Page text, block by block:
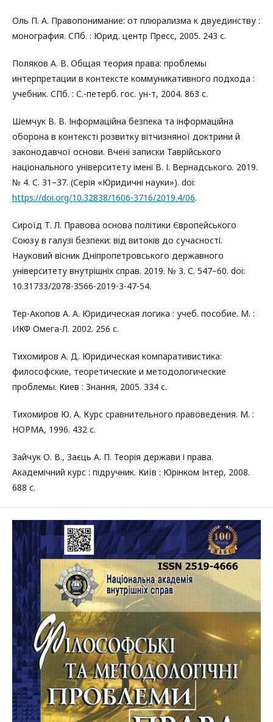
Оль П. А. Правопонимание: от плюрализма к двуединству :
монография. СПб. : Юрид. центр Пресс, 2005. 243 с.
Поляков А. В. Общая теория права: проблемы
интерпретации в контексте коммуникативного подхода :
учебник. СПб. : С.-петерб. гос. ун-т, 2004. 863 с.
Шемчук В. В. Інформаційна безпека та інформаційна
оборона в контексті розвитку вітчизняної доктрини й
законодавчої основи. Вчені записки Таврійського
національного університету імені В. І. Вернадського. 2019.
№ 4. С. 31–37. (Серія «Юридичні науки»). doi:
https://doi.org/10.32838/1606-3716/2019.4/06.
Сироїд Т. Л. Правова основа політики Європейського
Союзу в галузі безпеки: від витоків до сучасності.
Науковий вісник Дніпропетровського державного
університету внутрішніх справ. 2019. № 3. С. 547–60. doi:
10.31733/2078-3566-2019-3-47-54.
Тер-Акопов А. А. Юридическая логика : учеб. пособие. М. :
ИКФ Омега-Л. 2002. 256 с.
Тихомиров А. Д. Юридическая компаративистика:
философские, теоретические и методологические
проблемы. Киев : Знання, 2005. 334 с.
Тихомиров Ю. А. Курс сравнительного правоведения. М. :
НОРМА, 1996. 432 с.
Зайчук О. В., Заєць А. П. Теорія держави і права.
Академічний курс : підручник. Київ : Юрінком Інтер, 2008.
688 с.